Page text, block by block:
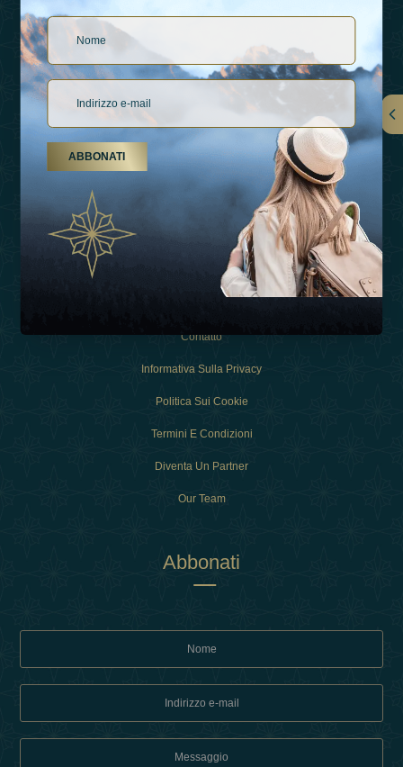
Collegamenti
Esperienza
Contatto
Informativa Sulla Privacy
Politica Sui Cookie
Termini E Condizioni
Diventa Un Partner
Our Team
Abbonati
ABBONATI